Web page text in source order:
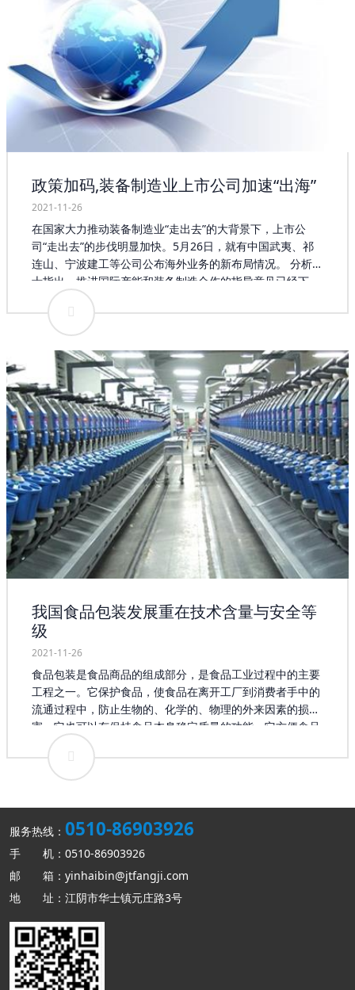
一个国家的综合国力。过去，我国还不能自主生产轴承市场
的时候都是以高昂的价格从国外引进产品，而技术还是掌握
在发达国家手中。 政府相关部门负责人应该倾力支持轴承产
业发展，根据企业发展实际需求，采取多种发展模式，扩宽
企业发展空间，让企业在适合自身的发展模式中找到共同利
益，达成合作意识，合力把轴承产业规模做大，把企业做
强。轴承工厂店的专家在这一方面，提出了应对建议，用好
用活现有的基础条件，搭建好政府扶持平台，推动产业稳步
发展；直面当前轴承产业发展存在的问题和困难，共同解决
持力度；要有计划有目标引进有实力的企业入驻，通过大企
业来带动小企业发展，把轴承产业不断做大做强。同时，要
加强与政府、金融机构的沟通联系，相互支持，携手共进。
政策加码,装备制造业上市公司加速“出海”
2021-11-26
在国家大力推动装备制造业“走出去”的大背景下，上市公
司“走出去”的步伐明显加快。5月26日，就有中国武夷、祁
连山、宁波建工等公司公布海外业务的新布局情况。 分析人
士指出，推进国际产能和装备制造合作的指导意见已经下
发，相关配套政策措施将陆续出台，装备制造、工程施工等
重点行业将明显受益扶持政策，相关上市公司表现值得期
待。上市公司加速“走出去” 中国武夷5月26日公告称，公司
近日在肯尼亚、埃塞俄比亚和乌干达等国家先后承接到四个
建筑工程施工项目。建筑工程施工承包或分包合同均已签
订，合同累计金额约为4.54亿元人民币。这些合同中，工期
最长的为20个月，最短的为270天，随着合同的推进，将给
中国武夷带来经营利润。 祁连山5月26日公告称，5月25
日，祁连山、八冶建设集团有限公司与吉尔吉斯JBK建设有
限公司就共同开发建设吉尔吉斯斯坦奥什州吉尔吉斯阿布什
尔水泥生产线项目签署备忘录。根据备忘录内容，三方合作
计划在吉尔吉斯斯坦南部共同投资建设水泥生产线项目，项
目总投资约1.3亿美元，祁连山、八冶建设集团有限公司占
80%、吉方占20%，5月起共同研究讨论合作的所有细节。
我国食品包装发展重在技术含量与安全等
级
2021-11-26
食品包装是食品商品的组成部分，是食品工业过程中的主要
工程之一。它保护食品，使食品在离开工厂到消费者手中的
流通过程中，防止生物的、化学的、物理的外来因素的损
害，它也可以有保持食品本身稳定质量的功能，它方便食品
的食用，又是首先表现食品外观，吸引消费的形象，具有物
质成本以外的价值。因此，食品包装制造也是食品制造系统
工程不可分的部分。但食品包装制造的通用性又使它有相对
开始融入更多的内容。在业内专家顾卫东看来，现在消费者
对于食品包装的要求更多倾向于高质量、高技术含量，这就
品能够适应新的需求。在互联网影响不断扩大的今天，顾卫
东认为将移动互联网融入食品包装企业的生产无疑是解决以
上问题的办法。 据统计，目前我国的食品行业在国际市场中
占有很大比重，其所衍生出的食品包装也存在巨大的需求，
这为整个行业的发展提供了坚实的基础。我国食品包装行业
的产值正在以每年15%左右的速度增长，每年产生的经济效
服务热线： 0510-86903926
手 机：0510-86903926
邮 箱：yinhaibin@jtfangji.com
地 址：江阴市华士镇元庄路3号